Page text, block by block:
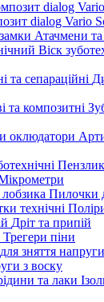
dialog Vario
Атачмени
Віск
Пилочки
Дріт та припій
Трегери піни
з воску